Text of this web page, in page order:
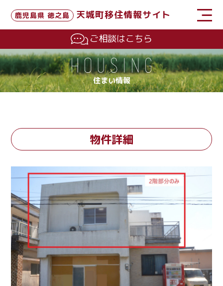
鹿児島県 徳之島
天城町移住情報サイト
ご相談はこちら
住まい情報
物件詳細